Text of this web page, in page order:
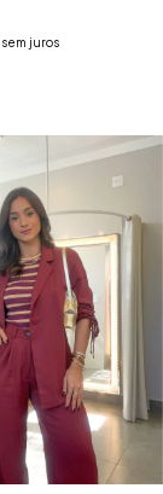
sem juros